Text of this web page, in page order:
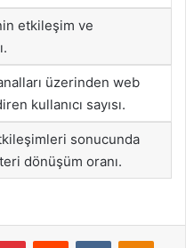
etkileşim ve
üzerinden web
kullanıcı sayısı.
sonucunda
dönüşüm oranı.
PinterestReddit VKontakte